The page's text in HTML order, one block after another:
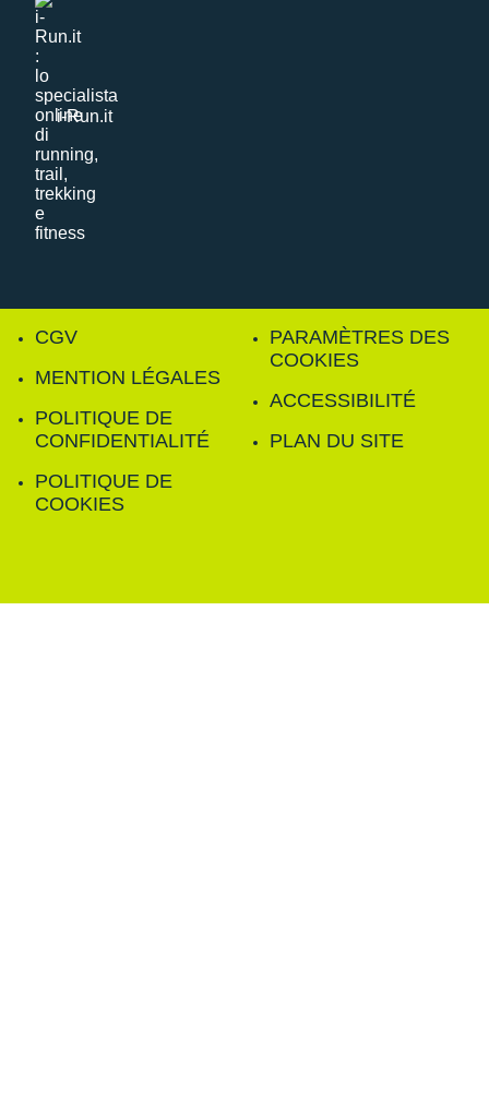
i-Run.it
CGV
MENTION LÉGALES
POLITIQUE DE
CONFIDENTIALITÉ
POLITIQUE DE
COOKIES
PARAMÈTRES DES
COOKIES
ACCESSIBILITÉ
PLAN DU SITE